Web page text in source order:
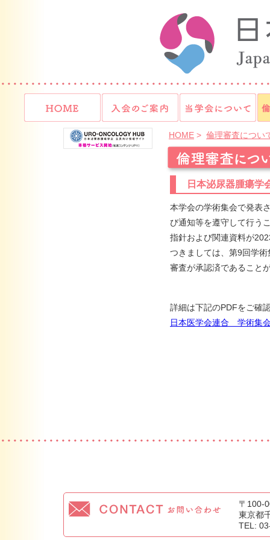
HOME > 倫理審査につい
日本泌尿器腫瘍学
本学会の学術集会で発表
び通知等を遵守して行う
指針および関連資料が
つきましては、第9回学
審査が承認済であること
詳細は下記のPDFをご確
日本医学会連合 学術集
〒100-
東京都
TEL: